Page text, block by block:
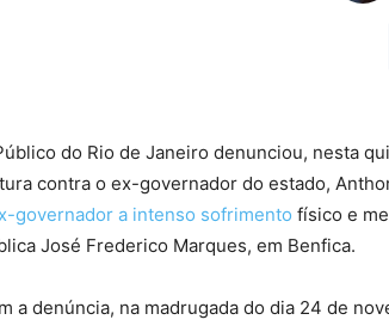
do Rio de Janeiro denunciou, nesta
contra o ex-governador do estado,
governador a intenso sofrimento físico e
José Frederico Marques, em Benfica.
a denúncia, na madrugada do dia 24 de